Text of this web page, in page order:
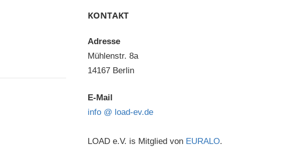
KONTAKT
Adresse
Mühlenstr. 8a
14167 Berlin
E-Mail
info @ load-ev.de
LOAD e.V. is Mitglied von EURALO.